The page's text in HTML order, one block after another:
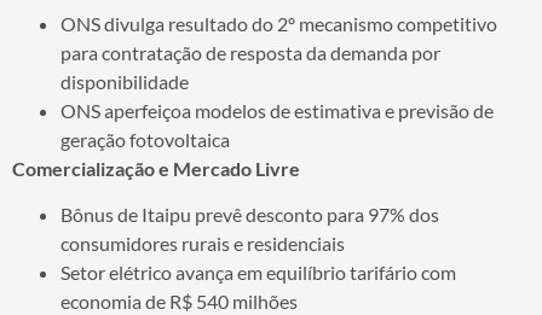
ONS divulga resultado do 2º mecanismo competitivo
para contratação de resposta da demanda por
disponibilidade
ONS aperfeiçoa modelos de estimativa e previsão de
geração fotovoltaica
Comercialização e Mercado Livre
Bônus de Itaipu prevê desconto para 97% dos
consumidores rurais e residenciais
Setor elétrico avança em equilíbrio tarifário com
economia de R$ 540 milhões